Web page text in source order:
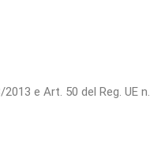
e Art. 50 del Reg. UE n.